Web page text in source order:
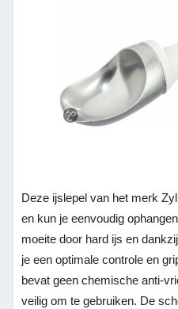
Deze ijslepel van het merk
en kun je eenvoudig
moeite door hard ijs en
je een optimale controle en
bevat geen chemische anti-
veilig om te gebruiken. De